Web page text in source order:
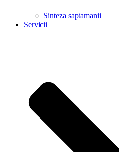
Sinteza saptamanii
Servicii